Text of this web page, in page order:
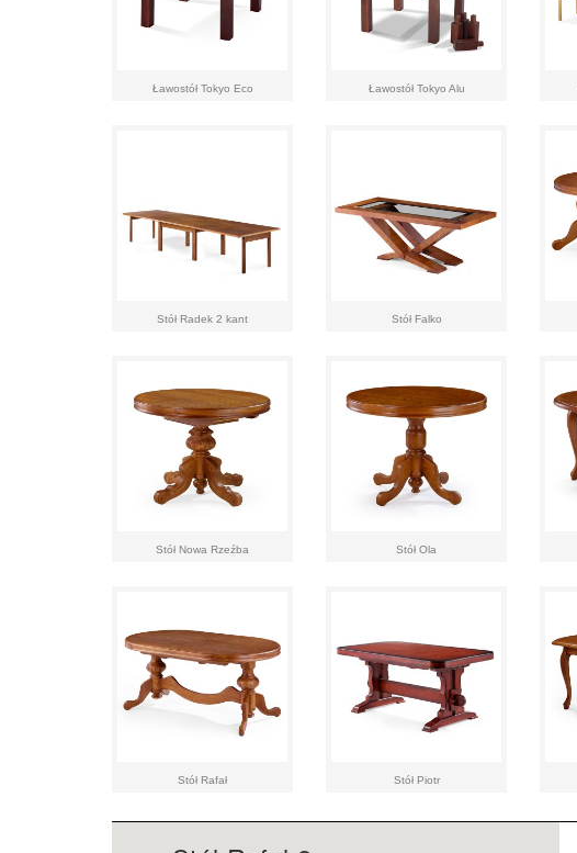
Ławostół Tokyo Eco Ławostół Tokyo Alu
Stół Radek 2 kant Stół Falko
Stół Nowa Rzeźba Stół Ola
Stół Rafał Stół Piotr